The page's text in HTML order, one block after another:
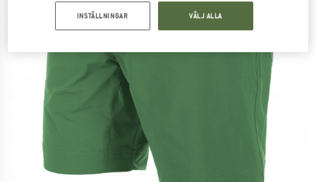
INSTÄLLNINGAR VÄLJ ALLA